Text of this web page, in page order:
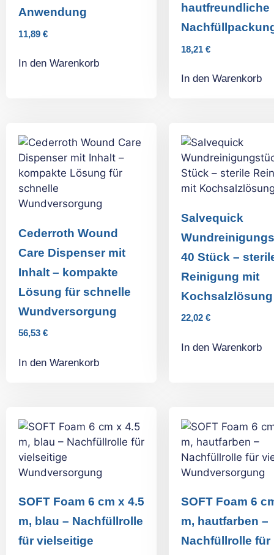
Anwendung
11,89 €
In den Warenkorb
hautfreundliche
18,21 €
In den Warenkorb
Cederroth Wound
Care Dispenser mit
Inhalt – kompakte
Lösung für schnelle
Wundversorgung
56,53 €
In den Warenkorb
Salvequick
40 Stück –
Reinigung mit
Kochsalzlösung
22,02 €
In den Warenkorb
SOFT Foam 6 cm x 4.5
m, blau – Nachfüllrolle
für vielseitige
SOFT Foam 6
m, hautfarben –
Nachfüllrolle für